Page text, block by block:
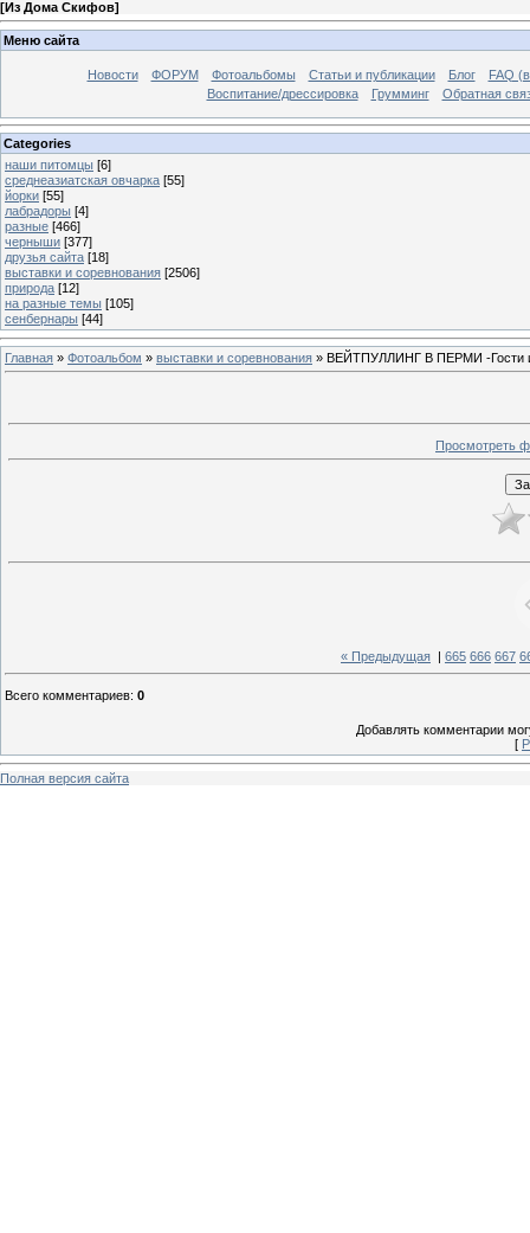
[Из Дома Скифов]
Меню сайта
Новости ФОРУМ Фотоальбомы Статьи и публикации Блог
FAQ
Воспитание/дрессировка
Грумминг Обратная
Categories
наши питомцы [6]
среднеазиатская овчарка [55]
йорки [55]
лабрадоры [4]
разные [466]
черныши [377]
друзья сайта [18]
выставки и соревнования [2506]
природа [12]
на разные темы [105]
сенбернары [44]
Главная » Фотоальбом » выставки и соревнования » ВЕЙТПУЛЛИНГ В ПЕРМИ -Гости
Просмотреть
« Предыдущая | 665 666 667
Всего комментариев: 0
Добавлять комментарии
[
Полная версия сайта